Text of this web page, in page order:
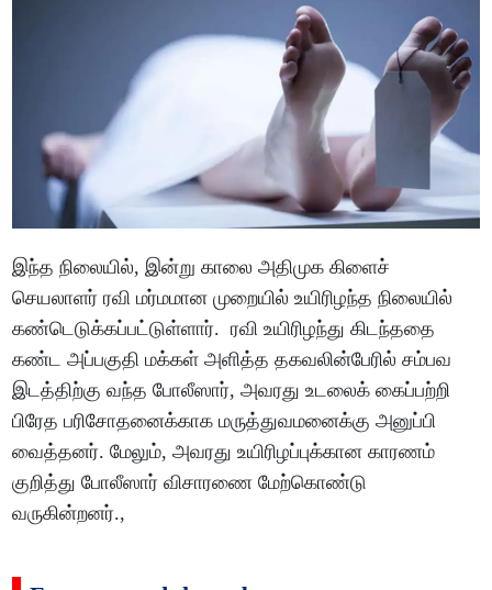
இந்த நிலையில், இன்று காலை அதிமுக கிளைச்
செயலாளர் ரவி மர்மமான முறையில் உயிரிழந்த நிலையில்
கண்டெடுக்கப்பட்டுள்ளார். ரவி உயிரிழந்து கிடந்ததை
கண்ட அப்பகுதி மக்கள் அளித்த தகவலின்பேரில் சம்பவ
இடத்திற்கு வந்த போலீஸார், அவரது உடலைக் கைப்பற்றி
பிரேத பரிசோதனைக்காக மருத்துவமனைக்கு அனுப்பி
வைத்தனர். மேலும், அவரது உயிரிழப்புக்கான காரணம்
குறித்து போலீஸார் விசாரணை மேற்கொண்டு
வருகின்றனர்.,